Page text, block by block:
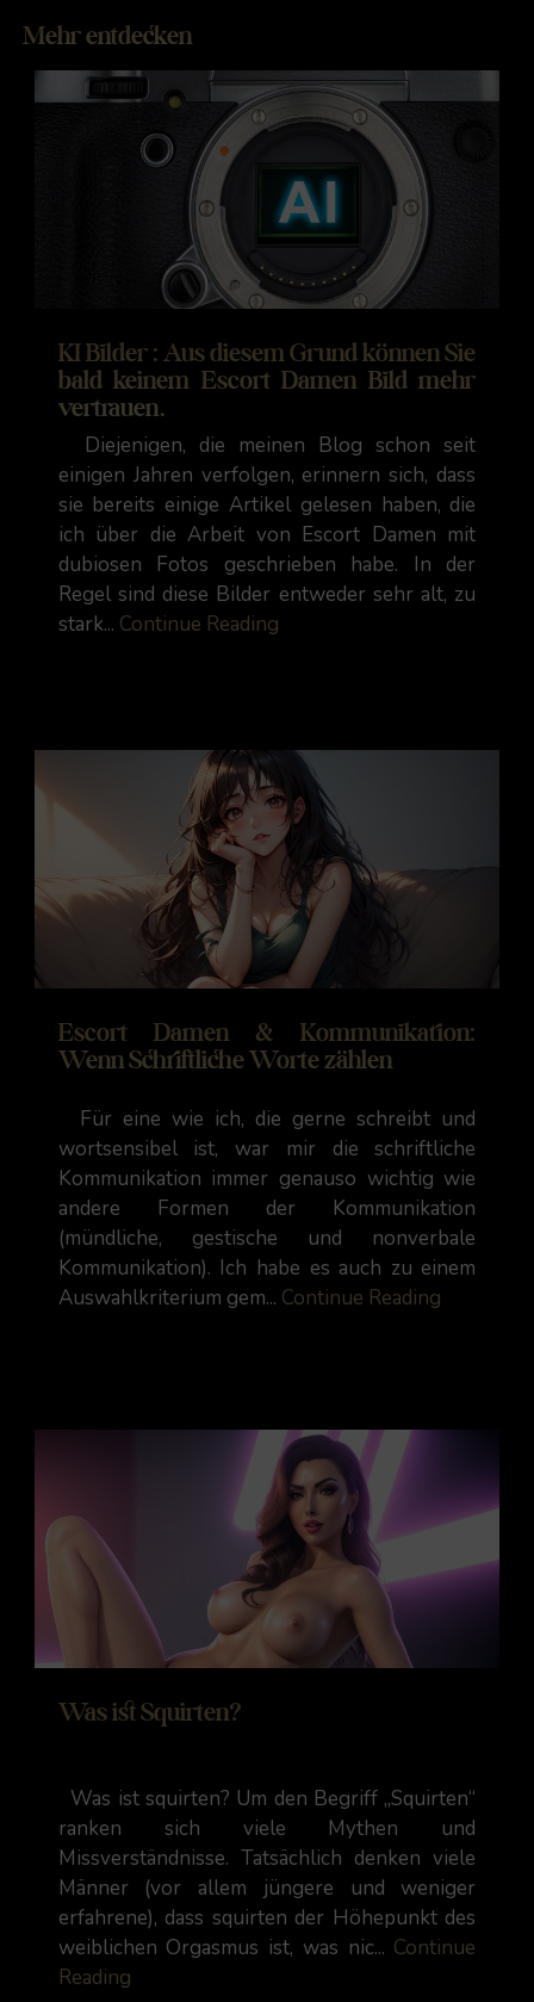
Mehr entdecken
KI Bilder : Aus diesem Grund können Sie
bald keinem Escort Damen Bild mehr
vertrauen.
Diejenigen, die meinen Blog schon seit
einigen Jahren verfolgen, erinnern sich, dass
sie bereits einige Artikel gelesen haben, die
ich über die Arbeit von Escort Damen mit
dubiosen Fotos geschrieben habe. In der
Regel sind diese Bilder entweder sehr alt, zu
stark... Continue Reading
Escort Damen & Kommunikation:
Wenn Schriftliche Worte zählen
Für eine wie ich, die gerne schreibt und
wortsensibel ist, war mir die schriftliche
Kommunikation immer genauso wichtig wie
andere Formen der Kommunikation
(mündliche, gestische und nonverbale
Kommunikation). Ich habe es auch zu einem
Auswahlkriterium gem... Continue Reading
Was ist Squirten?
Was ist squirten? Um den Begriff „Squirten“
ranken sich viele Mythen und
Missverständnisse. Tatsächlich denken viele
Männer (vor allem jüngere und weniger
erfahrene), dass squirten der Höhepunkt des
weiblichen Orgasmus ist, was nic... Continue
Reading